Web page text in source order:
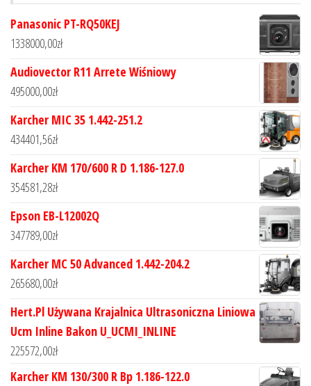
Panasonic PT-RQ50KEJ
1338000,00zł
Audiovector R11 Arrete Wiśniowy
495000,00zł
Karcher MIC 35 1.442-251.2
434401,56zł
Karcher KM 170/600 R D 1.186-127.0
354581,28zł
Epson EB-L12002Q
347789,00zł
Karcher MC 50 Advanced 1.442-204.2
265680,00zł
Hert.Pl Używana Krajalnica Ultrasoniczna Liniowa
Ucm Inline Bakon U_UCMI_INLINE
225572,00zł
Karcher KM 130/300 R Bp 1.186-122.0